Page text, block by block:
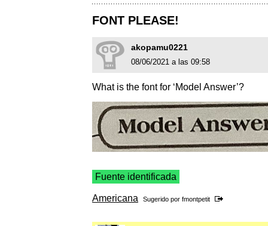
FONT PLEASE!
akopamu0221
08/06/2021 a las 09:58
What is the font for ‘Model Answer’?
Fuente identificada
Americana Sugerido por fmontpetit